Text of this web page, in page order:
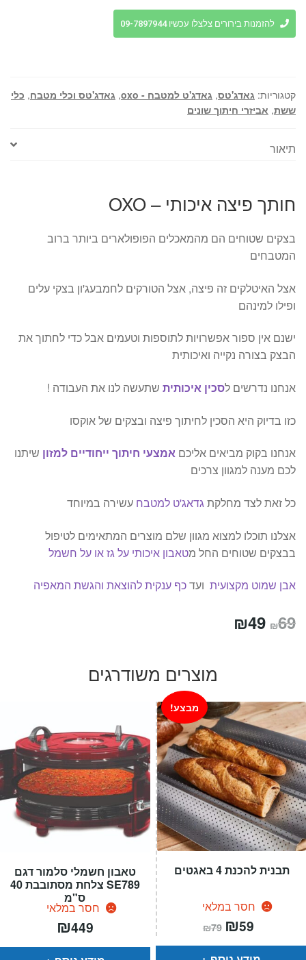
חותך
פיצה
איכותי
להזמנות בירורים צלצלו עכשיו 09-7897944
קטגוריות: גאדג'טס, גאדג'ט למטבח - oxo , גאדג'טס וכלי מטבח, כלי
ששת, אביזרי חיתוך שונים
תיאור
חותך פיצה איכותי – OXO
בצקים שטוחים הם מהמאכלים הפופולארים ביותר ברוב
המטבחים
אצל האיטלקים זה פיצה, אצל הטורקים לחמבעג'ון בצקי עלים
ופילו למינהם
ישנם אין ספור אפשרויות לתוספות וטעמים אבל כדי לחתוך את
הבצק בצורה נקייה ואיכותית
אנחנו נדרשים לסכין איכותית שתעשה לנו את העבודה !
כזו בדיוק היא הסכין לחיתוך פיצה ובצקים של אוקסו
אנחנו בקוק מביאים אליכם אמצעי חיתוך ייחודיים למזון שיתנו
לכם מענה למגוון צרכים
כל זאת לצד מחלקתגדאג'ט למטבח עשירה במיוחד
אצלנו תוכלו למצוא מגוון שלם מוצרים המתאימים לטיפול
בבצקים שטוחים החל מטאבון איכותי על גז או על חשמל
אבן שמוט מקצועית ועדכף ענקית להוצאת והגשת המאפיה
₪69 המחיר
₪49
הוא:
₪49.
מוצרים משודרגים
טאבון חשמלי סלמור דגם
SE789 צלחת מסתובבת 40
ס"מ
חסר במלאי
₪449
תבנית להכנת 4 באגטים
חסר במלאי
מבצע!
₪79 המחיר
המקורי
היה:
₪79.
₪59
הוא: